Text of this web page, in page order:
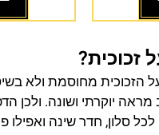
הזכוכית מחוסמת ולא
יוקרתי ושונה. ולכן
סלון, חדר שינה ואפילו